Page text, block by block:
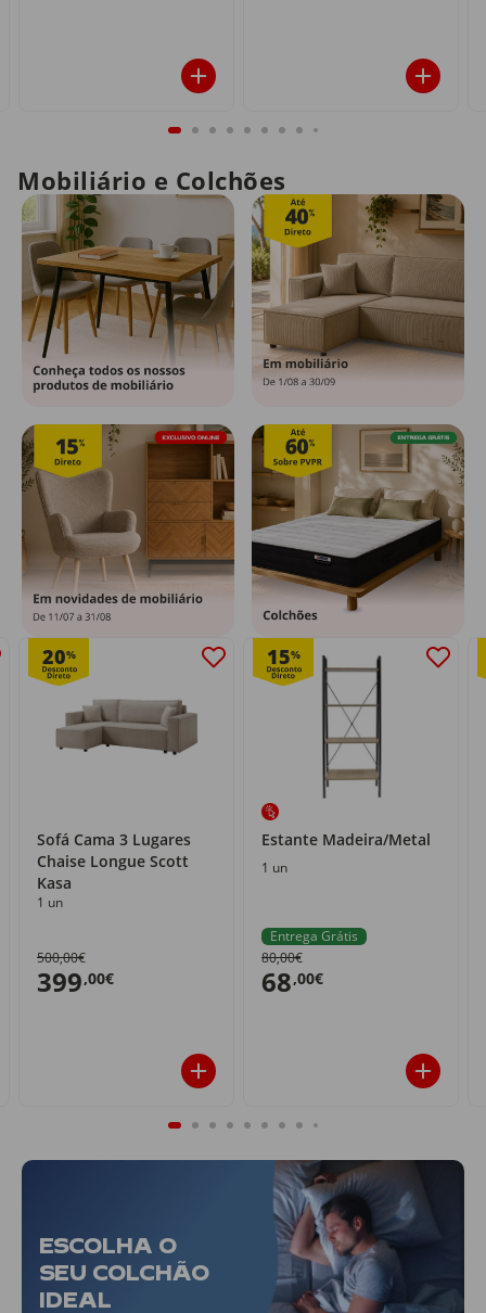
Mobiliário e Colchões
20%
Sofá Cama 3 Lugares
Chaise Longue Scott
Kasa
1 un
500,00€
399,00€
15%
Estante Madeira/Metal
1 un
Entrega Grátis
80,00€
68,00€
ESCOLHA O
SEU COLCHÃO
IDEAL